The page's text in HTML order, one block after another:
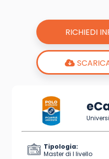
RICHIEDI
Tipologia:
Master di I livello